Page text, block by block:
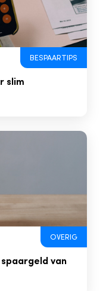
BESPAARTIPS
slim
OVERIG
van